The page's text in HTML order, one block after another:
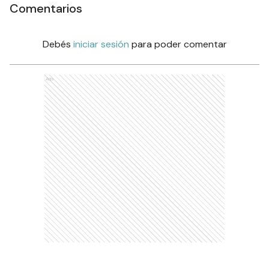
Comentarios
Debés iniciar sesión para poder comentar
Ads